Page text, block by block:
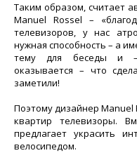
Таким образом, считает
Manuel Rossel –
телевизоров, у нас
нужная способность – а
тему для беседы и –
оказывается – что
заметили!
Поэтому дизайнер Manuel
квартир телевизоры.
предлагает украсить
велосипедом.